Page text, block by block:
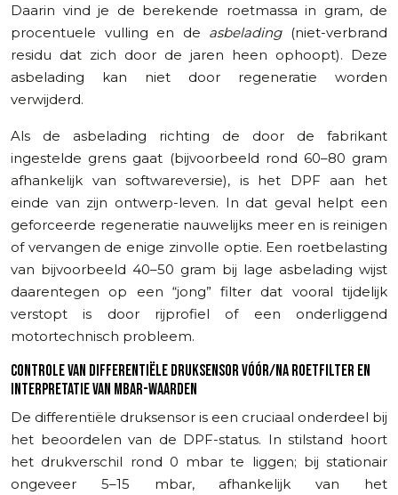
Daarin vind je de berekende roetmassa in gram, de
procentuele vulling en de asbelading(niet-verbrand
residu dat zich door de jaren heen ophoopt). Deze
asbelading kan niet door regeneratie worden
verwijderd.
Als de asbelading richting de door de fabrikant
ingestelde grens gaat (bijvoorbeeld rond 60–80 gram
afhankelijk van softwareversie), is het DPF aan het
einde van zijn ontwerp-leven. In dat geval helpt een
geforceerde regeneratie nauwelijks meer en is reinigen
of vervangen de enige zinvolle optie. Een roetbelasting
van bijvoorbeeld 40–50 gram bij lage asbelading wijst
daarentegen op een “jong” filter dat vooral tijdelijk
verstopt is door rijprofiel of een onderliggend
motortechnisch probleem.
CONTROLE VAN DIFFERENTIËLE DRUKSENSOR VÓÓR/NA ROETFILTER EN
INTERPRETATIE VAN MBAR-WAARDEN
De differentiële druksensor is een cruciaal onderdeel bij
het beoordelen van de DPF-status. In stilstand hoort
het drukverschil rond 0 mbar te liggen; bij stationair
ongeveer 5–15 mbar, afhankelijk van het